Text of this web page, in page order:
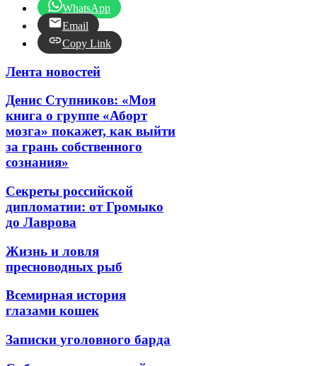
WhatsApp
Email
Copy Link
Лента новостей
Денис Ступников: «Моя
книга о группе «Аборт
мозга» покажет, как выйти
за грань собственного
сознания»
Секреты российской
дипломатии: от Громыко
до Лаврова
Жизнь и ловля
пресноводных рыб
Всемирная история
глазами кошек
Записки уголовного барда